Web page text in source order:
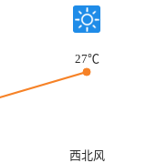
27℃
西北风